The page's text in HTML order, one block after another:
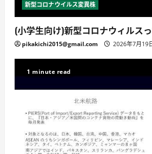
新型コロナウイルス変異株
(小学生向け)新型コロナウィルス
pikakichi2015@gmail.com 2026年7月19
1 minute read